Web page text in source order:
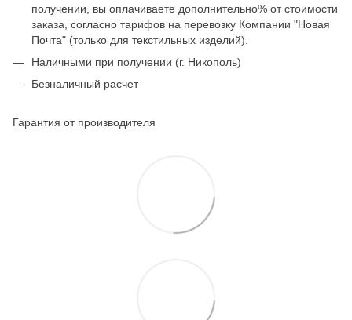
получении, вы оплачиваете дополнительно% от стоимости
заказа, согласно тарифов на перевозку Компании "Новая
Почта" (только для текстильных изделий).
Наличными при получении (г. Никополь)
Безналичный расчет
Гарантия от производителя